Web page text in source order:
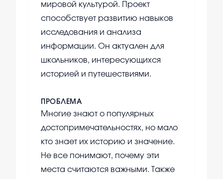
мировой культурой. Проект
способствует развитию навыков
исследования и анализа
информации. Он актуален для
школьников, интересующихся
историей и путешествиями.
ПРОБЛЕМА
Многие знают о популярных
достопримечательностях, но мало
кто знает их историю и значение.
Не все понимают, почему эти
места считаются важными. Также